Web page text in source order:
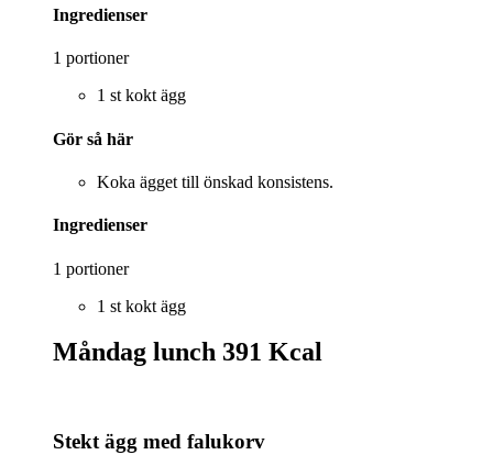
Ingredienser
1 portioner
1 st kokt ägg
Gör så här
Koka ägget till önskad konsistens.
Ingredienser
1 portioner
1 st kokt ägg
Måndag lunch 391 Kcal
Stekt ägg med falukorv